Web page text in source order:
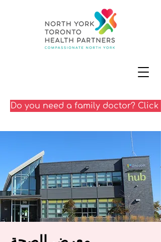
Do you need a family doctor? Click